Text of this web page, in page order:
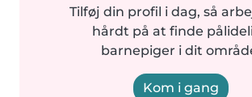
Tilføj din profil i dag, så
hårdt på at finde
barnepiger i dit
Kom i gang